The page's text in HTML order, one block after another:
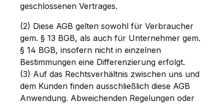
geschlossenen Vertrages.
(2) Diese AGB gelten sowohl für Verbraucher
gem. § 13 BGB, als auch für Unternehmer gem.
§ 14 BGB, insofern nicht in einzelnen
Bestimmungen eine Differenzierung erfolgt.
(3) Auf das Rechtsverhältnis zwischen uns und
dem Kunden finden ausschließlich diese AGB
Anwendung. Abweichenden Regelungen oder